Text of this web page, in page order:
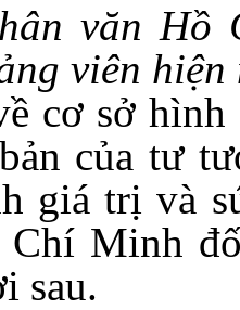
văn
viên hiện
cơ sở
của tư
giá trị và
Chí Minh
sau.